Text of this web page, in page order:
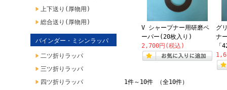
上下送り(厚物用)
総合送り(厚物用)
バインダー・ミシンラッパ
二ツ折りラッパ
三ツ折りラッパ
四ツ折りラッパ
V シャープナー用研磨ペ
ーパー(20枚入り)
2,700円(税込)
グ
ナ
「
1件～10件 （全10件）